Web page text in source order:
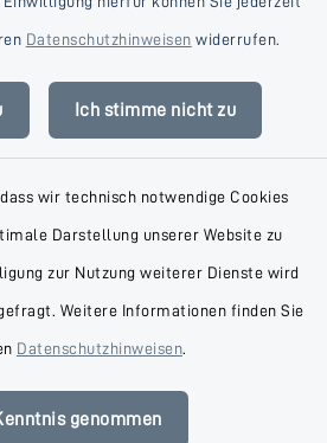
Datenschutzhinweisen widerrufen.
Ich stimme nicht zu
wir technisch notwendige Cookies
Darstellung unserer Website zu
zur Nutzung weiterer Dienste wird
Weitere Informationen finden Sie
Datenschutzhinweisen.
genommen
Kontakt
Datenschutz
Impressum
Sitemap